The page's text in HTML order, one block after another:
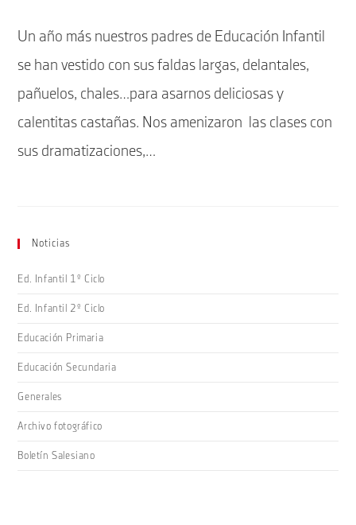
entrada:
Un año más nuestros padres de Educación Infantil
se han vestido con sus faldas largas, delantales,
pañuelos, chales…para asarnos deliciosas y
calentitas castañas. Nos amenizaron las clases con
sus dramatizaciones,…
Noticias
Ed. Infantil 1º Ciclo
Ed. Infantil 2º Ciclo
Educación Primaria
Educación Secundaria
Generales
Archivo fotográfico
Boletín Salesiano